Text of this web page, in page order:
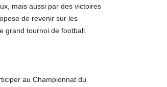
mais aussi par des victoires
de revenir sur les
grand tournoi de football.
au Championnat du